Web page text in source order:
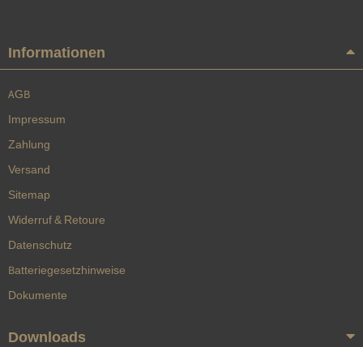
Informationen
AGB
Impressum
Zahlung
Versand
Sitemap
Widerruf & Retoure
Datenschutz
Batteriegesetzhinweise
Dokumente
Downloads